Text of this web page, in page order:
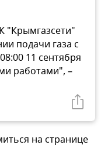
"Крымгазсети"
подачи газа с
11 сентября
работами", –
на странице